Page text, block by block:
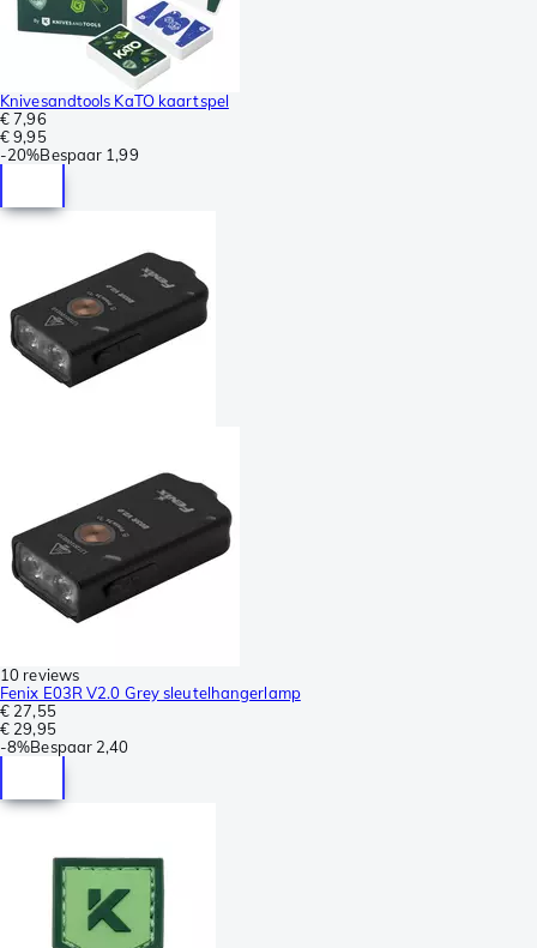
Knivesandtools KaTO kaartspel
€ 7,96
€ 9,95
-20%Bespaar 1,99
10 reviews
Fenix E03R V2.0 Grey sleutelhangerlamp
€ 27,55
€ 29,95
-8%Bespaar 2,40